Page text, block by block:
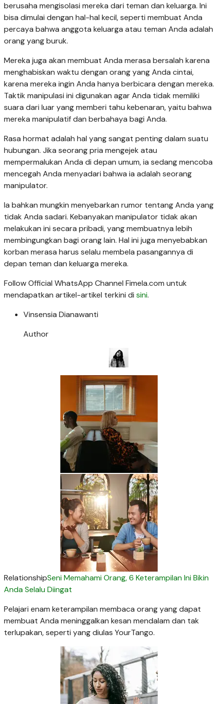
berusaha mengisolasi mereka dari teman dan keluarga. Ini
bisa dimulai dengan hal-hal kecil, seperti membuat Anda
percaya bahwa anggota keluarga atau teman Anda adalah
orang yang buruk.
Mereka juga akan membuat Anda merasa bersalah karena
menghabiskan waktu dengan orang yang Anda cintai,
karena mereka ingin Anda hanya berbicara dengan mereka.
Taktik manipulasi ini digunakan agar Anda tidak memiliki
suara dari luar yang memberi tahu kebenaran, yaitu bahwa
mereka manipulatif dan berbahaya bagi Anda.
Rasa hormat adalah hal yang sangat penting dalam suatu
hubungan. Jika seorang pria mengejek atau
mempermalukan Anda di depan umum, ia sedang mencoba
mencegah Anda menyadari bahwa ia adalah seorang
manipulator.
Ia bahkan mungkin menyebarkan rumor tentang Anda yang
tidak Anda sadari. Kebanyakan manipulator tidak akan
melakukan ini secara pribadi, yang membuatnya lebih
membingungkan bagi orang lain. Hal ini juga menyebabkan
korban merasa harus selalu membela pasangannya di
depan teman dan keluarga mereka.
Follow Official WhatsApp Channel Fimela.com untuk
mendapatkan artikel-artikel terkini di sini.
Vinsensia Dianawanti
Author
RelationshipSeni Memahami Orang, 6 Keterampilan Ini Bikin
Anda Selalu Diingat
Pelajari enam keterampilan membaca orang yang dapat
membuat Anda meninggalkan kesan mendalam dan tak
terlupakan, seperti yang diulas YourTango.